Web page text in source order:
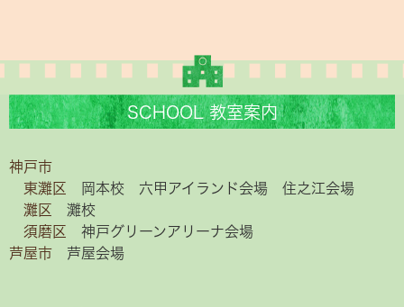
SCHOOL 教室案内
神戸市
東灘区
岡本校 六甲アイランド会場
住之江会場
灘区 灘校
須磨区 神戸グリーンアリーナ会場
芦屋市 芦屋会場